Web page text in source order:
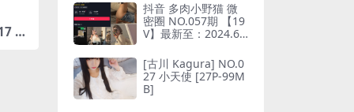
半
抖音 多肉小野猫 微
密圈 NO.057期 【19
V】最新至：2024.6.
推特叫什么)
[古川 Kagura] NO.0
27 小天使 [27P-99M
B]